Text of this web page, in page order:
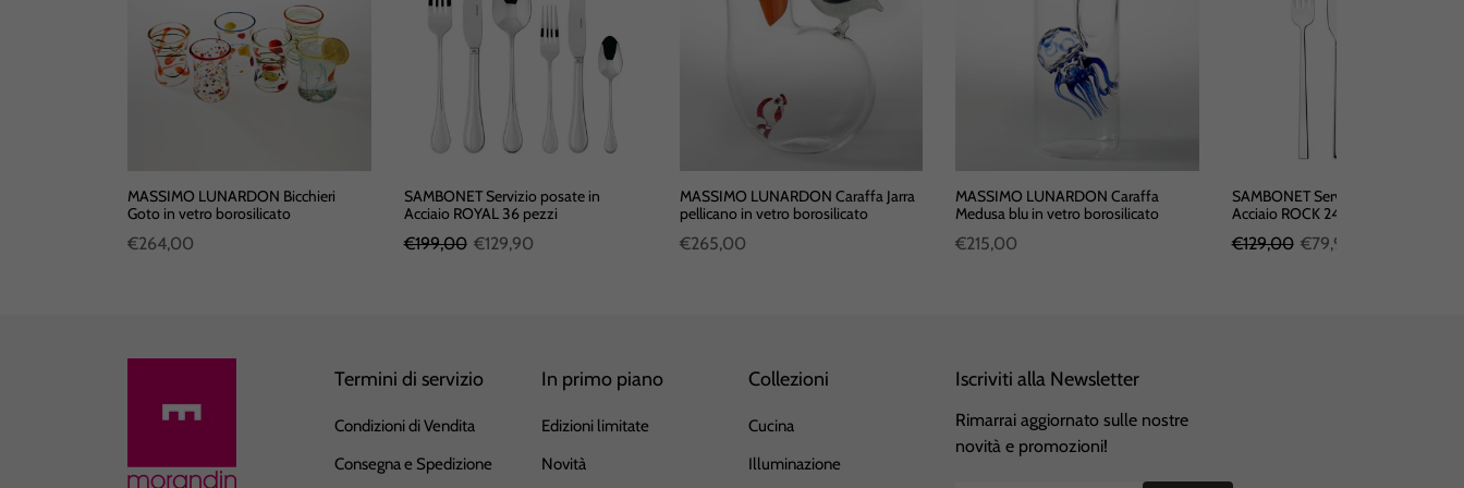
MASSIMO LUNARDON Bicchieri
Goto in vetro borosilicato
€264,00
SAMBONET Servizio posate in
Acciaio ROYAL 36 pezzi
€199,00 €129,90
MASSIMO LUNARDON Caraffa Jarra
pellicano in vetro borosilicato
€265,00
MASSIMO LUNARDON Caraffa
Medusa blu in vetro borosilicato
€215,00
SAMBONET Servizio posate in
Acciaio ROCK 24 Pezzi
€129,00 €79,90
Termini di servizio
Condizioni di Vendita
Consegna e Spedizione
In primo piano
Edizioni limitate
Novità
Collezioni
Cucina
Illuminazione
Iscriviti alla Newsletter
Rimarrai aggiornato sulle nostre
novità e promozioni!